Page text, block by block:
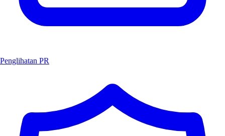
Penglihatan PR